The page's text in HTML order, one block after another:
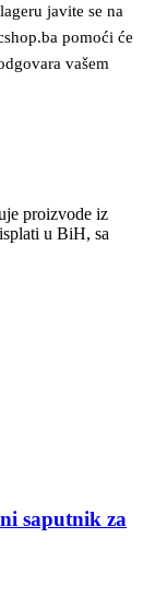
javite se na
pomoći će
vašem
proizvode iz
u BiH, sa
saputnik za